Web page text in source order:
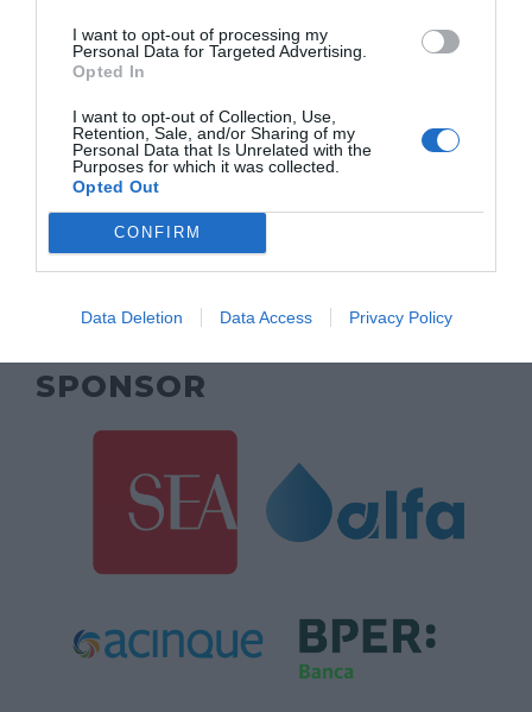
I want to opt-out of processing my
Personal Data for Targeted Advertising.
Opted In
I want to opt-out of Collection, Use,
Retention, Sale, and/or Sharing of my
Personal Data that Is Unrelated with the
Purposes for which it was collected.
Opted Out
CONFIRM
Data Deletion Data Access Privacy Policy
SPONSOR